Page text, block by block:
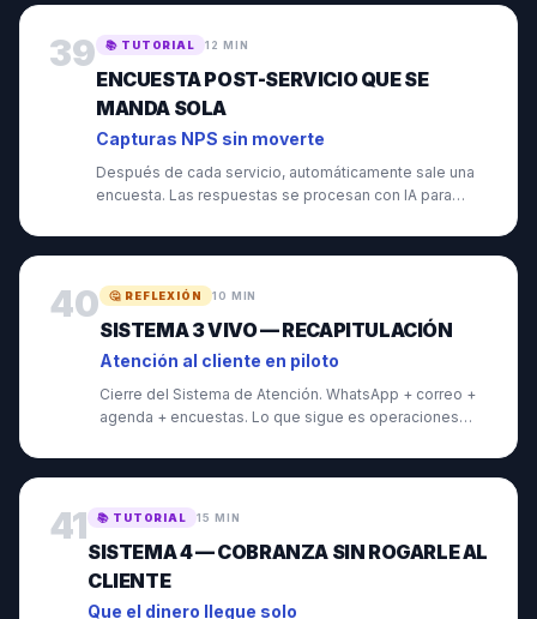
39 📚 TUTORIAL 12 MIN
ENCUESTA POST-SERVICIO QUE SE
MANDA SOLA
Capturas NPS sin moverte
Después de cada servicio, automáticamente sale una
encuesta. Las respuestas se procesan con IA para
40 🤔 REFLEXIÓN 10 MIN
SISTEMA 3 VIVO — RECAPITULACIÓN
Atención al cliente en piloto
Cierre del Sistema de Atención. WhatsApp + correo +
agenda + encuestas. Lo que sigue es operaciones
41 📚 TUTORIAL 15 MIN
SISTEMA 4 — COBRANZA SIN ROGARLE AL
CLIENTE
Que el dinero llegue solo